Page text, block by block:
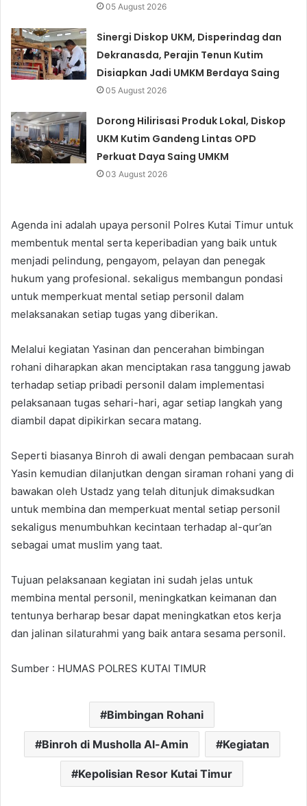
05 August 2026
Sinergi Diskop UKM, Disperindag dan
Dekranasda, Perajin Tenun Kutim
Disiapkan Jadi UMKM Berdaya Saing
05 August 2026
Dorong Hilirisasi Produk Lokal, Diskop
UKM Kutim Gandeng Lintas OPD
Perkuat Daya Saing UMKM
03 August 2026
Agenda ini adalah upaya personil Polres Kutai Timur untuk
membentuk mental serta keperibadian yang baik untuk
menjadi pelindung, pengayom, pelayan dan penegak
hukum yang profesional. sekaligus membangun pondasi
untuk memperkuat mental setiap personil dalam
melaksanakan setiap tugas yang diberikan.
Melalui kegiatan Yasinan dan pencerahan bimbingan
rohani diharapkan akan menciptakan rasa tanggung jawab
terhadap setiap pribadi personil dalam implementasi
pelaksanaan tugas sehari-hari, agar setiap langkah yang
diambil dapat dipikirkan secara matang.
Seperti biasanya Binroh di awali dengan pembacaan surah
Yasin kemudian dilanjutkan dengan siraman rohani yang di
bawakan oleh Ustadz yang telah ditunjuk dimaksudkan
untuk membina dan memperkuat mental setiap personil
sekaligus menumbuhkan kecintaan terhadap al-qur’an
sebagai umat muslim yang taat.
Tujuan pelaksanaan kegiatan ini sudah jelas untuk
membina mental personil, meningkatkan keimanan dan
tentunya berharap besar dapat meningkatkan etos kerja
dan jalinan silaturahmi yang baik antara sesama personil.
Sumber : HUMAS POLRES KUTAI TIMUR
Bimbingan Rohani
Binroh di Musholla Al-Amin Kegiatan
Kepolisian Resor Kutai Timur